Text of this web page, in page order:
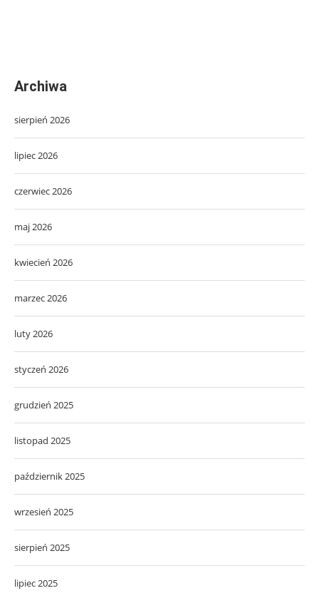
Archiwa
sierpień 2026
lipiec 2026
czerwiec 2026
maj 2026
kwiecień 2026
marzec 2026
luty 2026
styczeń 2026
grudzień 2025
listopad 2025
październik 2025
wrzesień 2025
sierpień 2025
lipiec 2025